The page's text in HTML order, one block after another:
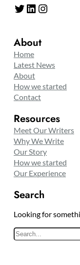
Twitter LinkedIn Instagram
About
Home
Latest News
About
How we started
Contact
Resources
Meet Our Writers
Why We Write
Our Story
How we started
Our Experience
Search
Looking for